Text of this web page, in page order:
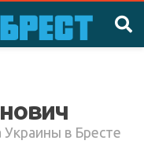
Украины в Бресте